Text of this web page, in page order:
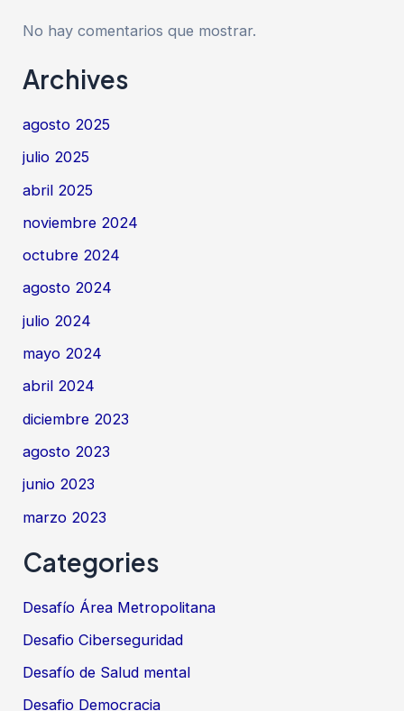
No hay comentarios que mostrar.
Archives
agosto 2025
julio 2025
abril 2025
noviembre 2024
octubre 2024
agosto 2024
julio 2024
mayo 2024
abril 2024
diciembre 2023
agosto 2023
junio 2023
marzo 2023
Categories
Desafío Área Metropolitana
Desafio Ciberseguridad
Desafío de Salud mental
Desafio Democracia